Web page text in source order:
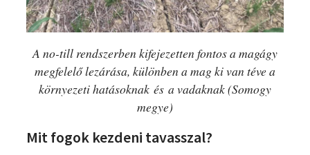
A no-till rendszerben kifejezetten fontos a magágy
megfelelő lezárása, különben a mag ki van téve a
környezeti hatásoknak és a vadaknak (Somogy
megye)
Mit fogok kezdeni tavasszal?